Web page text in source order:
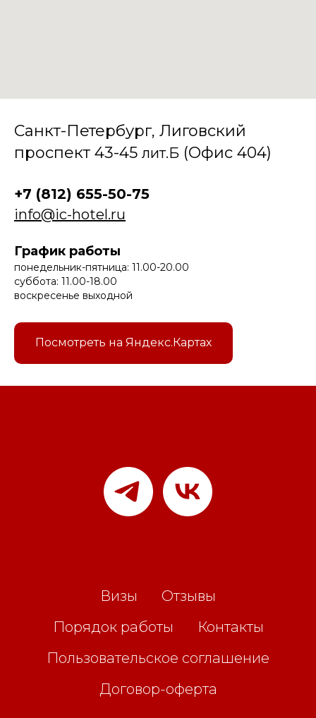
Санкт-Петербург, Лиговский
проспект 43-45 лит.Б (Офис 404)
+7 (812) 655-50-75
info@ic-hotel.ru
График работы
понедельник-пятница: 11.00-20.00
суббота: 11.00-18.00
воскресенье выходной
Посмотреть на Яндекс.Картах
Визы
Отзывы
Порядок работы
Контакты
Пользовательское соглашение
Договор-оферта